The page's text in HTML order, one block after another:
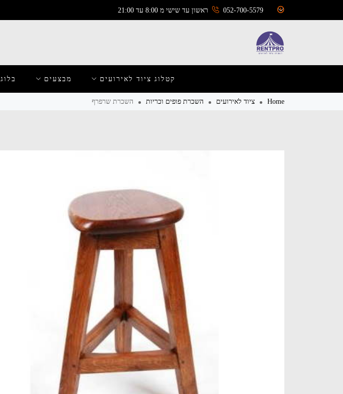
052-700-5579 ראשון עד שישי מ 8:00 עד 21:00
קטלוג ציוד לאירועים מבצעים בלוג
Home ציוד לאירועים השכרת פופים וכריות השכרת שרפרף